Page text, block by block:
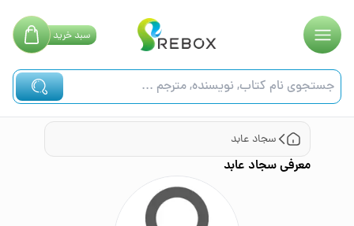
سبدخرید
سجاد عابد
معرفیسجاد عابد